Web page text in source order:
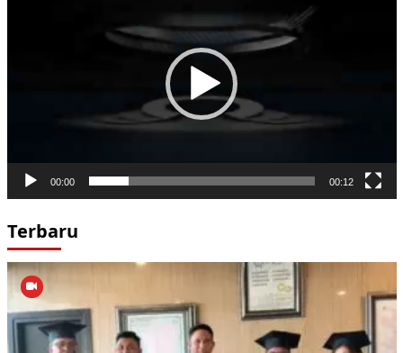
00:00 00:12
Terbaru